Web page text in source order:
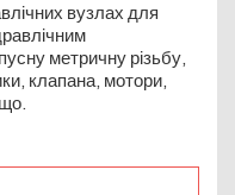
вузлах для
метричну різьбу,
клапана, мотори,